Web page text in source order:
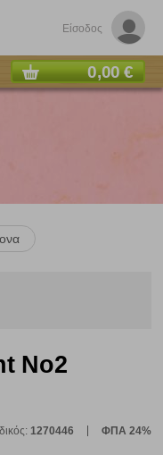
Είσοδος
0,00 €
Νο2
1270446 ΦΠΑ 24%